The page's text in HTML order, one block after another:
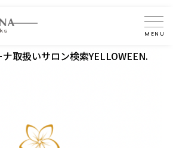
MENU
て
ナ取扱いサロン検索YELLOWEEN.